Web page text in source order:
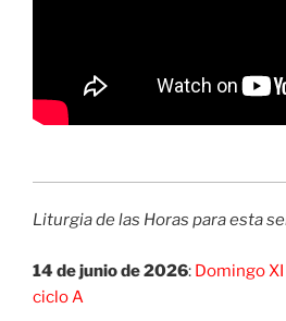
Liturgia de las Horas para esta
14 de junio de 2026: Domingo
ciclo A